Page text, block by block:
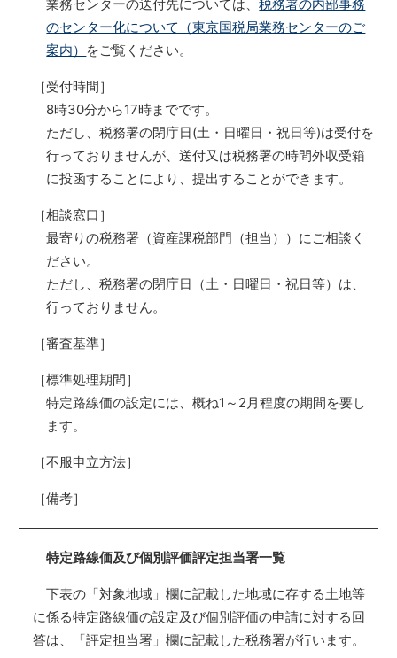
業務センターの送付先については、税務署の内部事務
のセンター化について（東京国税局業務センターのご
案内） をご覧ください。
［受付時間］
8時30分から17時までです。
ただし、税務署の閉庁日(土・日曜日・祝日等)は受付を
行っておりませんが、送付又は税務署の時間外収受箱
に投函することにより、提出することができます。
［相談窓口］
最寄りの税務署（資産課税部門（担当））にご相談く
ださい。
ただし、税務署の閉庁日（土・日曜日・祝日等）は、
行っておりません。
［審査基準］
［標準処理期間］
特定路線価の設定には、概ね1～2月程度の期間を要し
ます。
［不服申立方法］
［備考］
特定路線価及び個別評価評定担当署一覧
下表の「対象地域」欄に記載した地域に存する土地等
に係る特定路線価の設定及び個別評価の申請に対する回
答は、「評定担当署」欄に記載した税務署が行います。